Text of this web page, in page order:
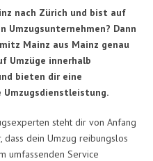
nach Zürich und bist auf
Umzugsunternehmen? Dann
Mainz aus Mainz genau
Umzüge innerhalb
bieten dir eine
Umzugsdienstleistung.
steht dir von Anfang
dein Umzug reibungslos
umfassenden Service